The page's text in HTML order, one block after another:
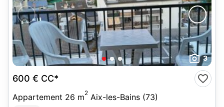
3
600 € CC*
Appartement 26 m2 Aix-les-Bains (73)